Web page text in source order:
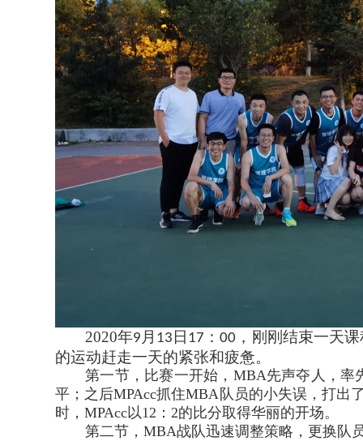
2020年9 月 13 日 17 ：00 ，刚刚结束一天
的运动赶走一天的紧张和疲惫。
第一节，比赛一开始，MBA先声夺人，率
平；之后MPAcc抓住MBA队员的小失误，打出
时，MPAcc以12：2的比分取得华丽的开场。
第二节，MBA战队迅速调整策略，更换队